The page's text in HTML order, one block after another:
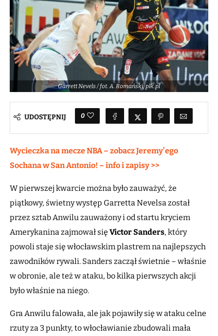
Garrett Nevels / fot. A. Romański, plk.pl
UDOSTĘPNIJ 0
Wycieczka na mecze NBA – zobacz Jeremy’ego
Sochana w San Antonio! – info i zapisy >>
W pierwszej kwarcie można było zauważyć, że
piątkowy, świetny występ Garretta Nevelsa został
przez sztab Anwilu zauważony i od startu kryciem
Amerykanina zajmował się Victor Sanders, który
powoli staje się włocławskim plastrem na najlepszych
zawodników rywali. Sanders zaczął świetnie – właśnie
w obronie, ale też w ataku, bo kilka pierwszych akcji
było właśnie na niego.
Gra Anwilu falowała, ale jak pojawiły się w ataku celne
rzuty za 3 punkty, to włocławianie zbudowali mała